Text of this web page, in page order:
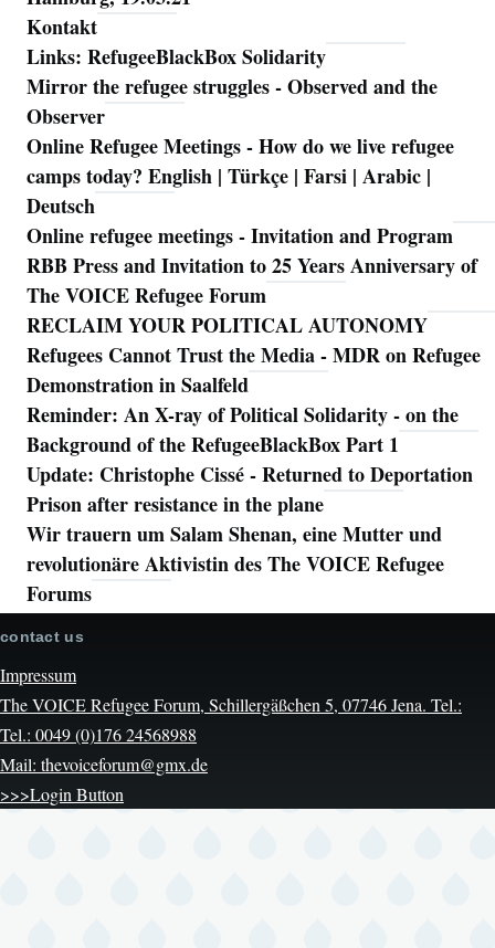
Kontakt
Links: RefugeeBlackBox Solidarity
Mirror the refugee struggles - Observed and the
Observer
Online Refugee Meetings - How do we live refugee
camps today? English | Türkçe | Farsi | Arabic |
Deutsch
Online refugee meetings - Invitation and Program
RBB Press and Invitation to 25 Years Anniversary of
The VOICE Refugee Forum
RECLAIM YOUR POLITICAL AUTONOMY
Refugees Cannot Trust the Media - MDR on Refugee
Demonstration in Saalfeld
Reminder: An X-ray of Political Solidarity - on the
Background of the RefugeeBlackBox Part 1
Update: Christophe Cissé - Returned to Deportation
Prison after resistance in the plane
Wir trauern um Salam Shenan, eine Mutter und
revolutionäre Aktivistin des The VOICE Refugee
Forums
contact us
Impressum
The VOICE Refugee Forum, Schillergäßchen 5, 07746 Jena. Tel.:
Tel.: 0049 (0)176 24568988
Mail: thevoiceforum@gmx.de
>>>Login Button